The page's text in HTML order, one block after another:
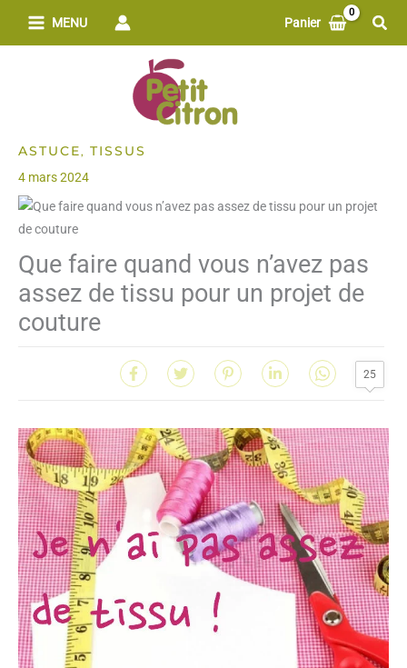
MENU Panier
ASTUCE, TISSUS
4 mars 2024
Que faire quand vous n’avez pas
assez de tissu pour un projet de
couture
25